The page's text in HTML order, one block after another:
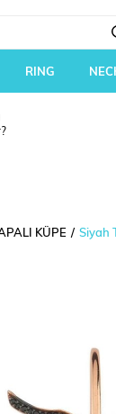
RING
KÜPE Siyah